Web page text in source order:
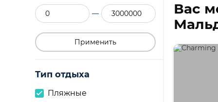
—
Применить
Тип отдыха
Пляжные
Вас